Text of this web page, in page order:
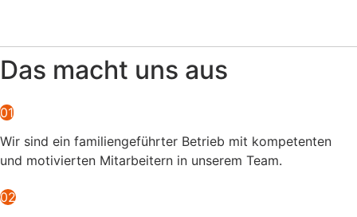
Das macht uns aus
01
Wir sind ein familiengeführter Betrieb mit kompetenten
und motivierten Mitarbeitern in unserem Team.
02